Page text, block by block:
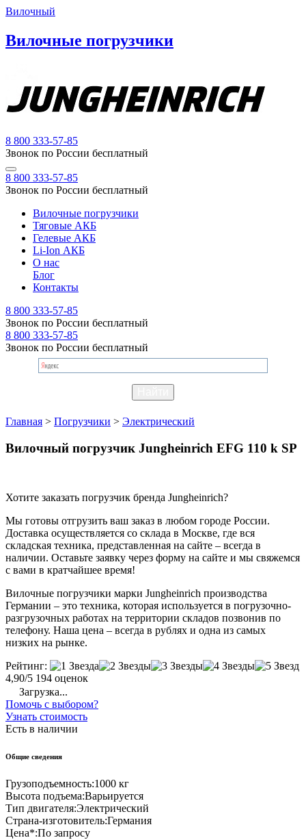
Вилочный
Вилочные погрузчики
8 800 333-57-85
Звонок по России бесплатный
8 800 333-57-85
Звонок по России бесплатный
Вилочные погрузчики
Тяговые АКБ
Гелевые АКБ
Li-Ion АКБ
О нас
Блог
Контакты
8 800 333-57-85
Звонок по России бесплатный
8 800 333-57-85
Звонок по России бесплатный
Главная > Погрузчики > Электрический
Вилочный погрузчик Jungheinrich EFG 110 k SP
Хотите заказать погрузчик бренда Jungheinrich?
Мы готовы отгрузить ваш заказ в любом городе России.
Доставка осуществляется со склада в Москве, где вся
складская техника, представленная на сайте – всегда в
наличии. Оставьте заявку через форму на сайте и мы свяжемся
с вами в кратчайшее время!
Вилочные погрузчики марки Jungheinrich производства
Германии – это техника, которая используется в погрузочно-
разгрузочных работах на территории складов позвонив по
телефону. Наша цена – всегда в рублях и одна из самых
низких на рынке.
Рейтинг:
4,90/5 194 оценок
Загрузка...
Помочь с выбором?
Узнать стоимость
Есть в наличии
Общие сведения
Грузоподъемность:1000 кг
Высота подъема:Варьируется
Тип двигателя:Электрический
Страна-изготовитель:Германия
Цена*:По запросу